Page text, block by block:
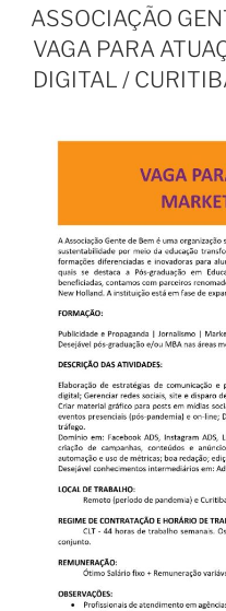
EM
ASSOCIAÇÃO
VAGA PARA
DIGITAL /